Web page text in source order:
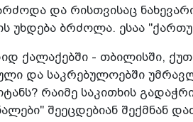
და რისთვისაც
უხდება ბრძოლა. ესაა
ქალაქებში - თბილისში,
და საკრებულოებში
რაიმე საკითხის
შეეცდებიან შექმნან